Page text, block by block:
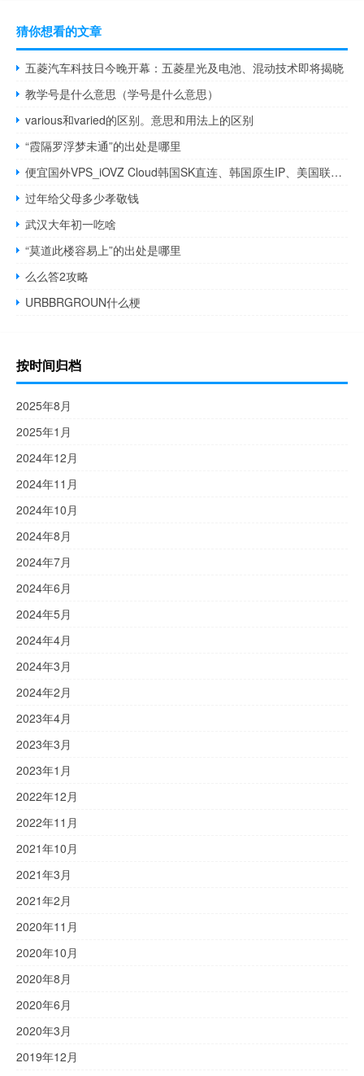
猜你想看的文章
五菱汽车科技日今晚开幕：五菱星光及电池、混动技术即将揭晓
教学号是什么意思（学号是什么意思）
various和varied的区别。意思和用法上的区别
“霞隔罗浮梦未通”的出处是哪里
便宜国外VPS_iOVZ Cloud韩国SK直连、韩国原生IP、美国联通4837线路VPS终身6折36元/月起
过年给父母多少孝敬钱
武汉大年初一吃啥
“莫道此楼容易上”的出处是哪里
么么答2攻略
URBBRGROUN什么梗
按时间归档
2025年8月
2025年1月
2024年12月
2024年11月
2024年10月
2024年8月
2024年7月
2024年6月
2024年5月
2024年4月
2024年3月
2024年2月
2023年4月
2023年3月
2023年1月
2022年12月
2022年11月
2021年10月
2021年3月
2021年2月
2020年11月
2020年10月
2020年8月
2020年6月
2020年3月
2019年12月